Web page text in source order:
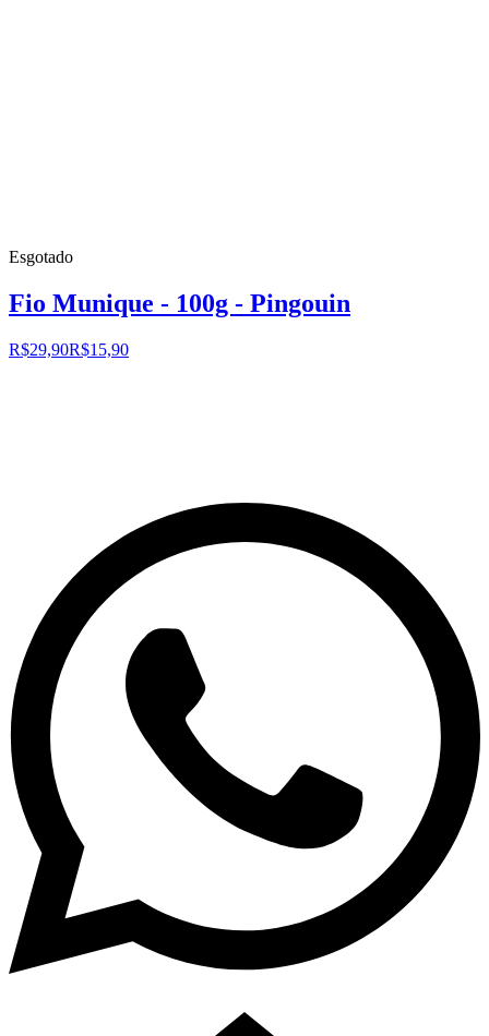
Esgotado
Fio Munique - 100g - Pingouin
R$29,90R$15,90